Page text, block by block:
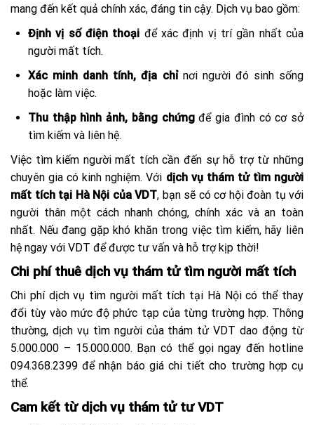
mang đến kết quả chính xác, đáng tin cậy. Dịch vụ bao gồm:
Định vị số điện thoại để xác định vị trí gần nhất của
người mất tích.
Xác minh danh tính, địa chỉnơi người đó sinh sống
hoặc làm việc.
Thu thập hình ảnh, bằng chứngđể gia đình có cơ sở
tìm kiếm và liên hệ.
Việc tìm kiếm người mất tích cần đến sự hỗ trợ từ những
chuyên gia có kinh nghiệm. Với dịch vụ thám tử tìm người
mất tích tại Hà Nội của VDT, bạn sẽ có cơ hội đoàn tụ với
người thân một cách nhanh chóng, chính xác và an toàn
nhất. Nếu đang gặp khó khăn trong việc tìm kiếm, hãy liên
hệ ngay với VDT để được tư vấn và hỗ trợ kịp thời!
Chi phí thuê dịch vụ thám tử tìm người mất tích
Chi phí dịch vụ tìm người mất tích tại Hà Nội có thể thay
đổi tùy vào mức độ phức tạp của từng trường hợp. Thông
thường, dịch vụ tìm người của thám tử VDT dao động từ
5.000.000 – 15.000.000. Bạn có thể gọi ngay đến hotline
094.368.2399 để nhận báo giá chi tiết cho trường hợp cụ
thể.
Cam kết từ dịch vụ thám tử tư VDT